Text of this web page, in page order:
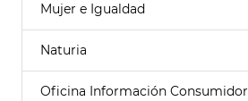
Mujer e Igualdad
Naturia
Oficina Información Consumidor